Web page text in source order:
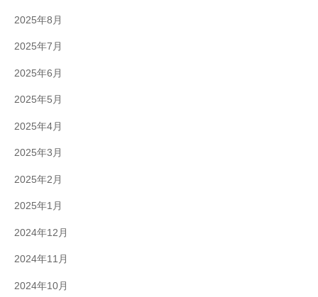
2025年8月
2025年7月
2025年6月
2025年5月
2025年4月
2025年3月
2025年2月
2025年1月
2024年12月
2024年11月
2024年10月